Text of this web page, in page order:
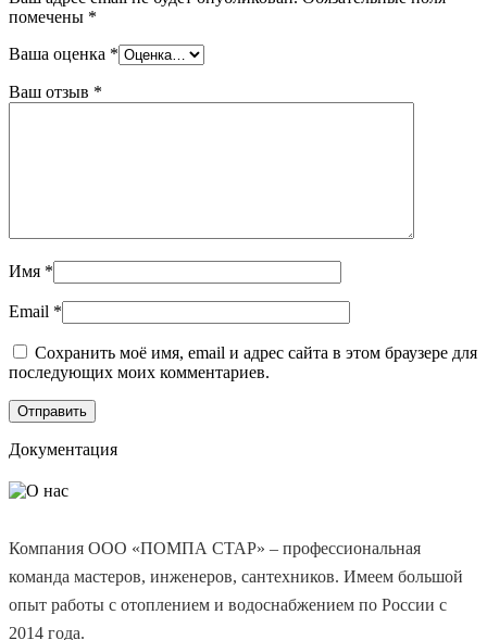
помечены *
Ваша оценка *
Ваш отзыв *
Имя *
Email *
Сохранить моё имя, email и адрес сайта в этом браузере для
последующих моих комментариев.
Документация
Компания ООО «ПОМПА СТАР» – профессиональная
команда мастеров, инженеров, сантехников. Имеем большой
опыт работы с отоплением и водоснабжением по России с
2014 года.